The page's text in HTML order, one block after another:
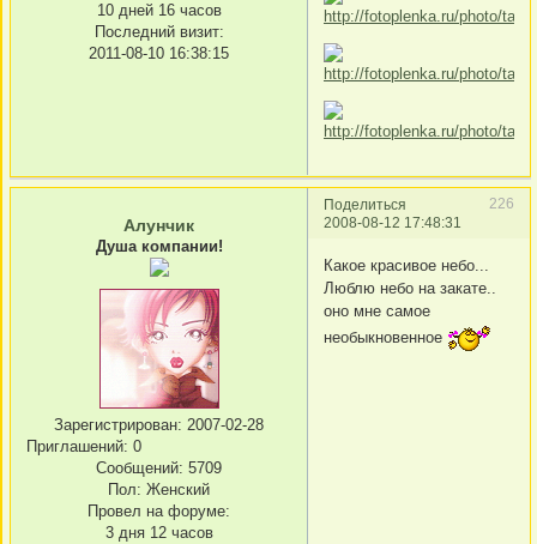
10 дней 16 часов
Последний визит:
2011-08-10 16:38:15
Поделиться
226
2008-08-12 17:48:31
Алунчик
Душа компании!
Зарегистрирован: 2007-02-28
Приглашений: 0
Сообщений: 5709
Пол: Женский
Провел на форуме:
3 дня 12 часов
Какое красивое небо...
Люблю небо на закате..
оно мне самое
необыкновенное